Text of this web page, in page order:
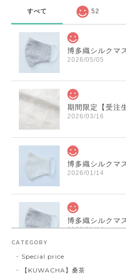
すべて 52
博多織シルク
2026/05/05
2026/03/16
博多織シルクマ
2026/01/14
博多織シルク
2026/01/14
CATEGORY
Special price
【KUWACHA】桑茶